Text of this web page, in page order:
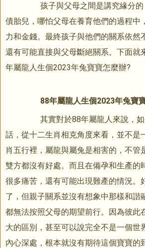
孩子與父母之間是講究緣分的
債胎兒，哪怕父母在養育他們的過程中
力和金錢。最終孩子與他們的關系依然
還有可能直接與父母斷絕關系。下面就
年屬龍人生個2023年兔寶寶怎麼辦?
88年屬龍人生個2023年兔寶
其實對於88年屬龍人來說，如
話，從十二生肖相克角度來看，並不是
肖五行裡，屬龍與屬兔是相害的，不管
雙方都沒有好處。而且在備孕和生產的
很多痛苦，還有可能出現難產的情況。
了，但親子關系並沒有想象中那樣和諧
都無法按照父母的期望前行。因為彼此
大的區別，甚至可以說完全不是一個世
內心深處，根本就沒有期待這個寶寶的